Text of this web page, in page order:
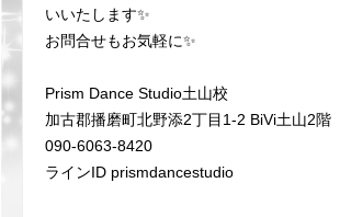
いいたします✨
お問合せもお気軽に✨
Prism Dance Studio土山校
加古郡播磨町北野添2丁目1-2 BiVi土山2階
090-6063-8420
ラインID prismdancestudio